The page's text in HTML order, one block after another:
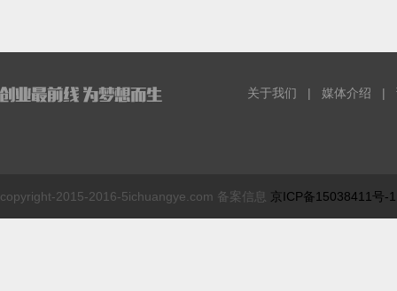
关于我们 | 媒体介绍 |
copyright-2015-2016-5ichuangye.com 备案信息 京ICP备15038411号-1